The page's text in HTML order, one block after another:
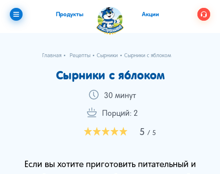
Продукты Акции
Главная Рецепты Сырники Сырники с яблоком
Сырники с яблоком
30 минут
Порций: 2
5 / 5
Если вы хотите приготовить питательный и